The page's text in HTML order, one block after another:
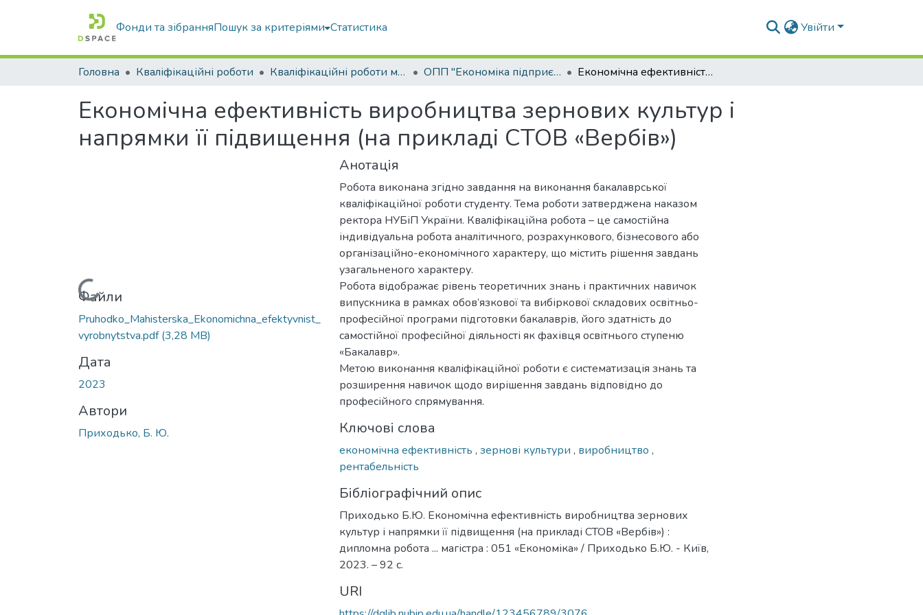
Фонди та зібранняПошук за критеріями Статистика Увійти
Головна Кваліфікаційні роботи Кваліфікаційні роботи магістрів ОПП "Економіка підприємства" Економічна ефективність виробництва зернових культур і напрямки її підвищення (на прикладі СТОВ «Вербів»)
Економічна ефективність виробництва зернових культур і
напрямки її підвищення (на прикладі СТОВ «Вербів»)
Вантажиться...
Файли
Pruhodko_Mahisterska_Ekonomichna_efektyvnist_
vyrobnytstva.pdf(3,28 MB)
Дата
2023
Автори
Приходько, Б. Ю.
Анотація
Робота виконана згідно завдання на виконання бакалаврської
кваліфікаційної роботи студенту. Тема роботи затверджена наказом
ректора НУБіП України. Кваліфікаційна робота – це самостійна
індивідуальна робота аналітичного, розрахункового, бізнесового або
організаційно-економічного характеру, що містить рішення завдань
узагальненого характеру.
Робота відображає рівень теоретичних знань і практичних навичок
випускника в рамках обов’язкової та вибіркової складових освітньо-
професійної програми підготовки бакалаврів, його здатність до
самостійної професійної діяльності як фахівця освітнього ступеню
«Бакалавр».
Метою виконання кваліфікаційної роботи є систематизація знань та
розширення навичок щодо вирішення завдань відповідно до
професійного спрямування.
Ключові слова
економічна ефективність , зернові культури , виробництво ,
рентабельність
Бібліографічний опис
Приходько Б.Ю. Економічна ефективність виробництва зернових
культур і напрямки її підвищення (на прикладі СТОВ «Вербів») :
дипломна робота ... магістра : 051 «Економіка» / Приходько Б.Ю. - Київ,
2023. – 92 с.
URI